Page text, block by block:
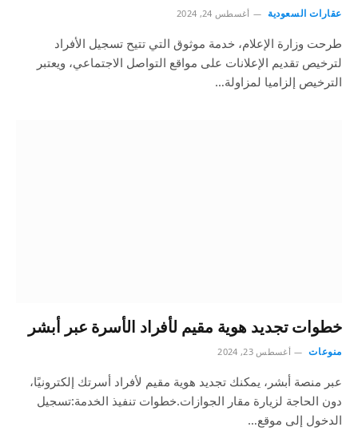
عقارات السعودية أغسطس 24, 2024
طرحت وزارة الإعلام، خدمة موثوق التي تتيح تسجيل الأفراد
لترخيص تقديم الإعلانات على مواقع التواصل الاجتماعي، ويعتبر
الترخيص إلزاميا لمزاولة…
خطوات تجديد هوية مقيم لأفراد الأسرة عبر أبشر
منوعات أغسطس 23, 2024
عبر منصة أبشر، يمكنك تجديد هوية مقيم لأفراد أسرتك إلكترونيًا،
دون الحاجة لزيارة مقار الجوازات.خطوات تنفيذ الخدمة:تسجيل
الدخول إلى موقع…